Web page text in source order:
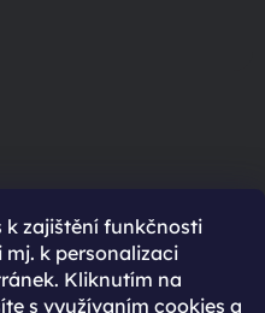
k zajištění funkčnosti
mj. k personalizaci
Kliknutím na
s využívaním cookies a
údajům